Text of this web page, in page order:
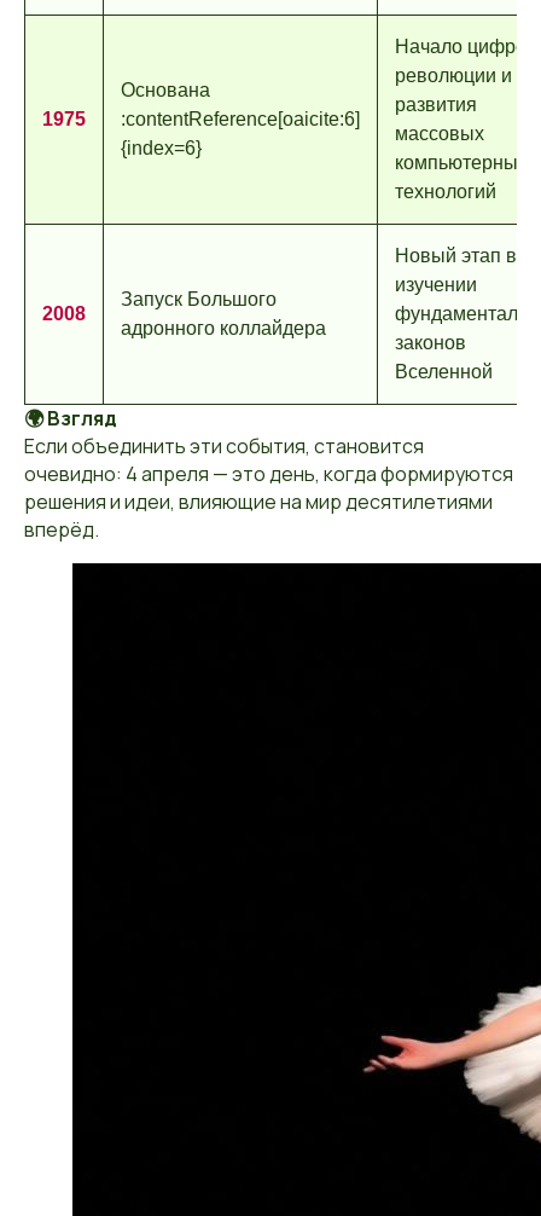
1975
Основана
:contentReference[oaicite:6]
{index=6}
Начало
революции и
развития
массовых
компьютерных
технологий
2008
Запуск Большого
адронного коллайдера
Новый этап в
изучении
законов
Вселенной
🌍 Взгляд
Если объединить эти события, становится
очевидно: 4 апреля — это день, когда формируются
решения и идеи, влияющие на мир десятилетиями
вперёд.